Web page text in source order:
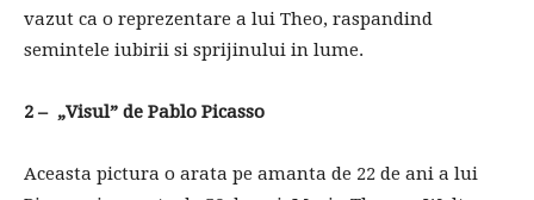
vazut ca o reprezentare a lui Theo, raspandind
semintele iubirii si sprijinului in lume.
2 – ​​„Visul” de Pablo Picasso
Aceasta pictura o arata pe amanta de 22 de ani a lui